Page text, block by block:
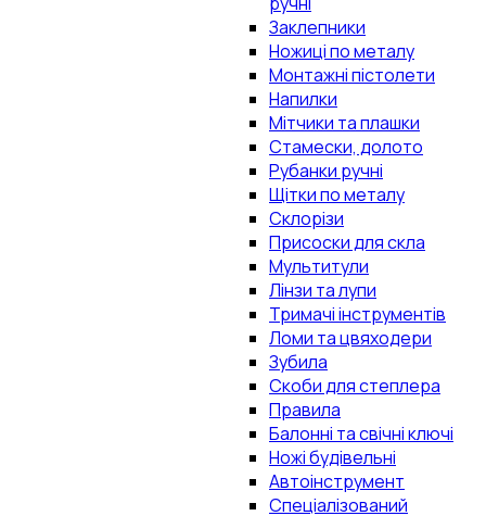
Заклепники
Ножиці по металу
Монтажні пістолети
Напилки
Мітчики та плашки
Стамески, долото
Рубанки ручні
Щітки по металу
Склорізи
Присоски для скла
Мультитули
Лінзи та лупи
Тримачі інструментів
Ломи та цвяходери
Зубила
Скоби для степлера
Правила
Балонні та свічні ключі
Ножі будівельні
Автоінструмент
Спеціалізований